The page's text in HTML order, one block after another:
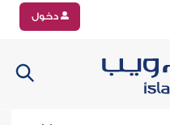
دخول